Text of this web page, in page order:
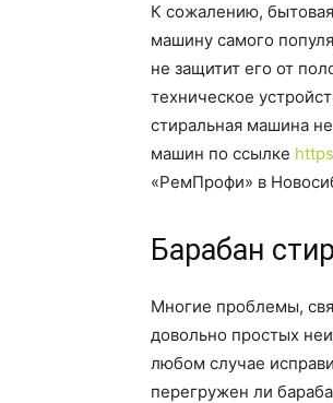
К сожалению,
машину самого
не защитит его от
техническое
стиральная машина
машин по ссылке
«РемПрофи» в
Барабан
Многие проблемы,
довольно простых
любом случае
перегружен ли